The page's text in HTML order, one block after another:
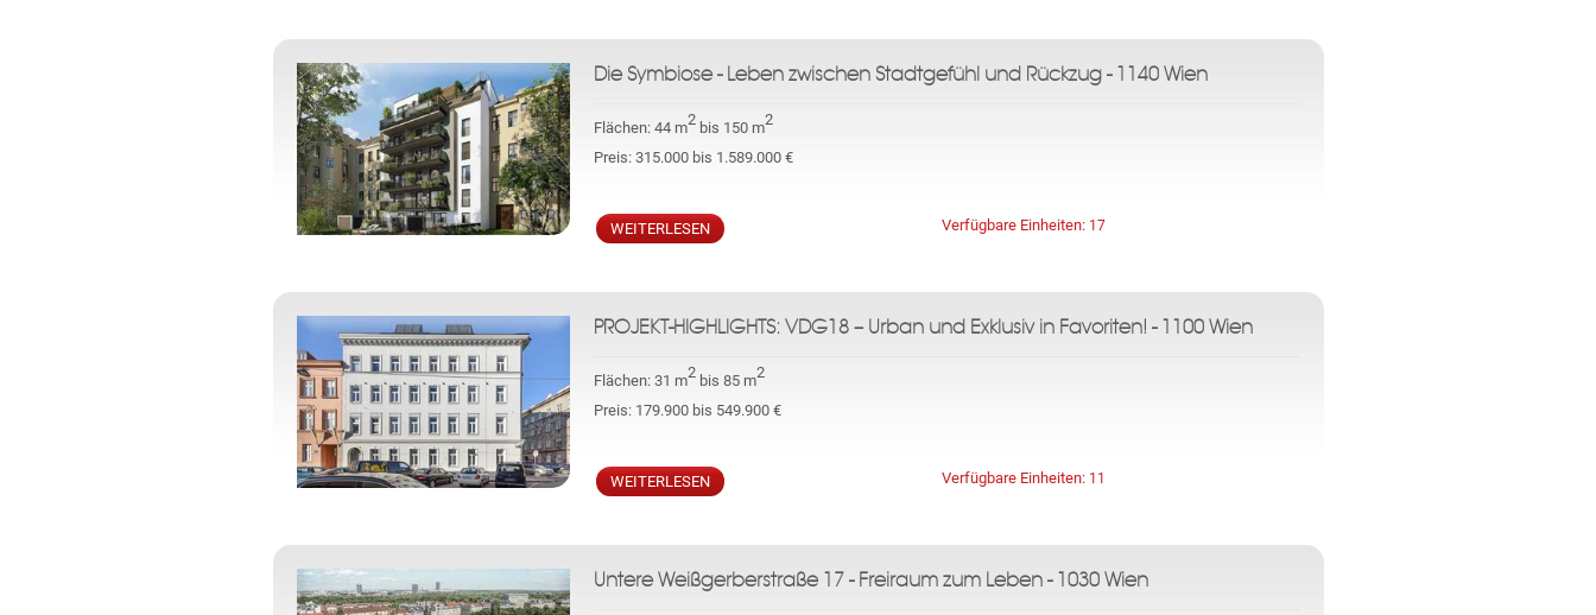
Die Symbiose - Leben zwischen Stadtgefühl und Rückzug - 1140 Wien
Flächen: 44 m2bis 150 m2
Preis: 315.000 bis 1.589.000 €
WEITERLESEN Verfügbare Einheiten: 17
PROJEKT-HIGHLIGHTS: VDG18 – Urban und Exklusiv in Favoriten! - 1100 Wien
Flächen: 31 m2bis 85 m2
Preis: 179.900 bis 549.900 €
WEITERLESEN Verfügbare Einheiten: 11
Untere Weißgerberstraße 17 - Freiraum zum Leben - 1030 Wien